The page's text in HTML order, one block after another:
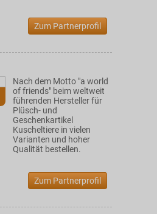
Zum Partnerprofil
Nach dem Motto "a world
of friends" beim weltweit
führenden Hersteller für
Plüsch- und
Geschenkartikel
Kuscheltiere in vielen
Varianten und hoher
Qualität bestellen.
Zum Partnerprofil